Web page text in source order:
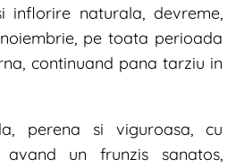
inflorire naturala, devreme,
pe toata perioada
continuand pana tarziu in
perena si viguroasa, cu
avand un frunzis sanatos,